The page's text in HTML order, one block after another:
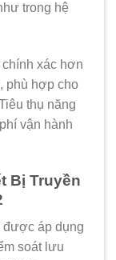
trong hệ
xác hơn
phù hợp cho
thụ năng
vận hành
Bị Truyền
được áp dụng
soát lưu